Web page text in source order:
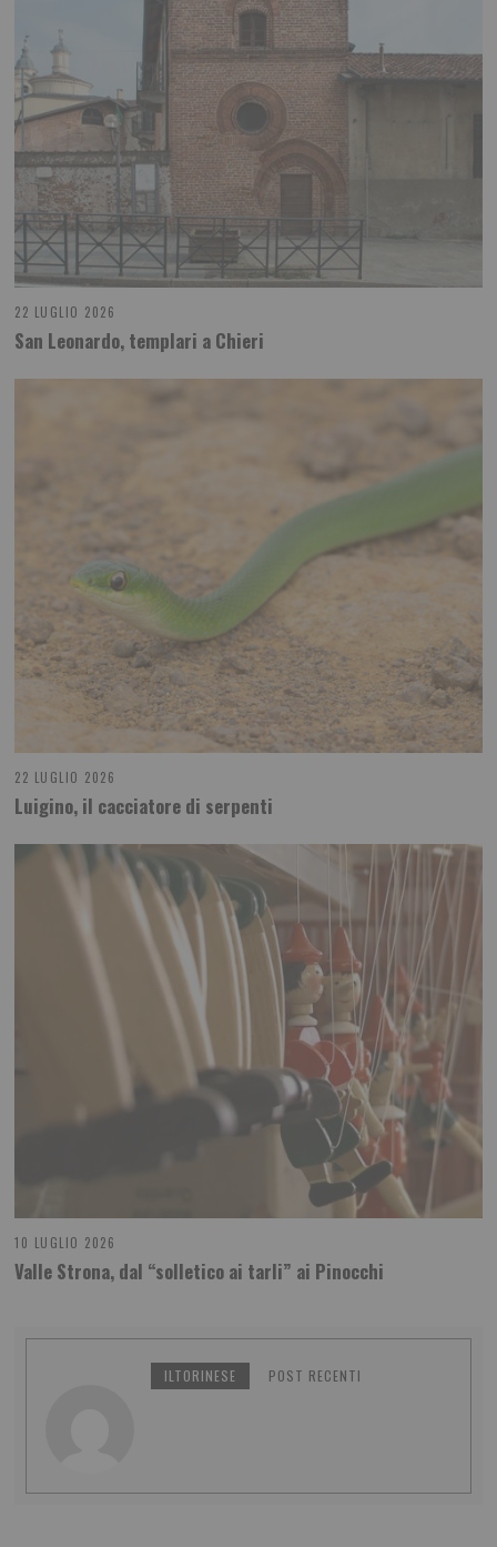
22 LUGLIO 2026
San Leonardo, templari a Chieri
22 LUGLIO 2026
Luigino, il cacciatore di serpenti
10 LUGLIO 2026
Valle Strona, dal “solletico ai tarli” ai Pinocchi
ILTORINESE POST RECENTI